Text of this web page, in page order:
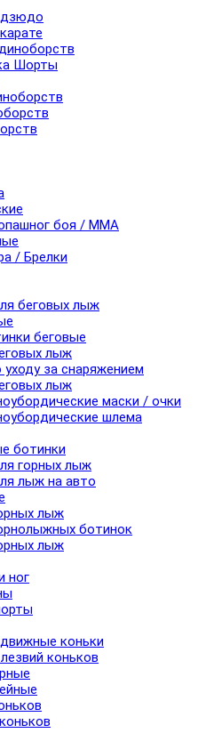
Шорты
боя / ММА
/ Брелки
беговых лыж
беговые
лыж
за снаряжением
лыж
маски / очки
шлема
ботинки
горных лыж
лыж на авто
лыж
ботинок
лыж
ног
коньки
коньков